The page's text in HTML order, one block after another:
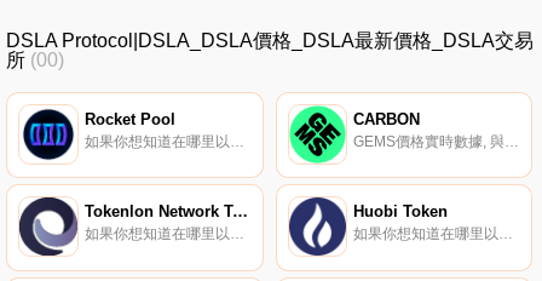
DSLA Protocol|DSLA_DSLA價格_DSLA最新價格_DSLA交易
所 (00)
Rocket Pool CARBON
Tokenlon Network Token
如果你想知道在哪里以當前價格購買Tokenlon Network Token,目前交易{Tokenlon Network Token]股票的頂級加密貨幣交易所是OKX、CoinW、Hotcoin Global、DigiFinex和BingX。您可以在我們的加密貨幣交易所頁面上找到其他列表.
Huobi Token
如果你想知道在哪里以當前價格購買HuoHT Token,目前交易{HuoHT Token]股票的頂級加密貨幣交易所是CoinW、Hotcoin Global、CoinTiger、LBank和KuCoin。您可以在我們的加密貨幣交易所頁面上找到其他列表.